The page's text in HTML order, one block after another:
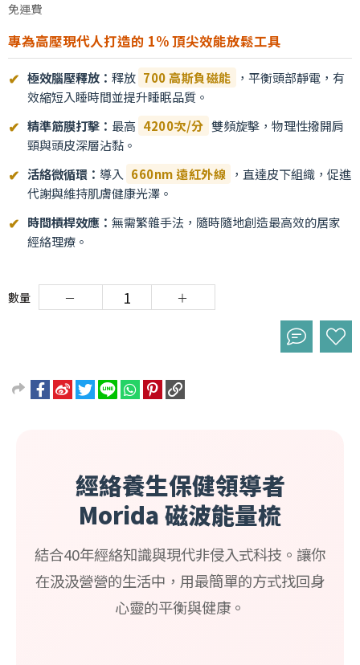
免運費
專為高壓現代人打造的 1% 頂尖效能放鬆工具
極效腦壓釋放： 釋放 700 高斯負磁能
，平衡頭部靜電，有
效縮短入睡時間並提升睡眠品質。
精準筋膜打擊： 最高 4200次/分 雙頻旋擊，物理性撥開肩
頸與頭皮深層沾黏。
活絡微循環： 導入 660nm 遠紅外線 ，直達皮下組織，促進
代謝與維持肌膚健康光澤。
時間槓桿效應： 無需繁雜手法，隨時隨地創造最高效的居家
經絡理療。
數量
經絡養生保健領導者
Morida 磁波能量梳
結合40年經絡知識與現代非侵入式科技。讓你
在汲汲營營的生活中，用最簡單的方式找回身
心靈的平衡與健康。